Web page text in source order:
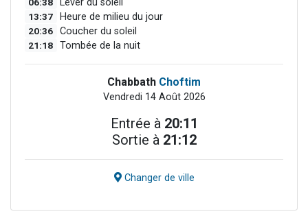
13:37 Heure de milieu du jour
20:36 Coucher du soleil
21:18 Tombée de la nuit
Chabbath Choftim
Vendredi 14 Août 2026
Entrée à 20:11
Sortie à 21:12
Changer de ville